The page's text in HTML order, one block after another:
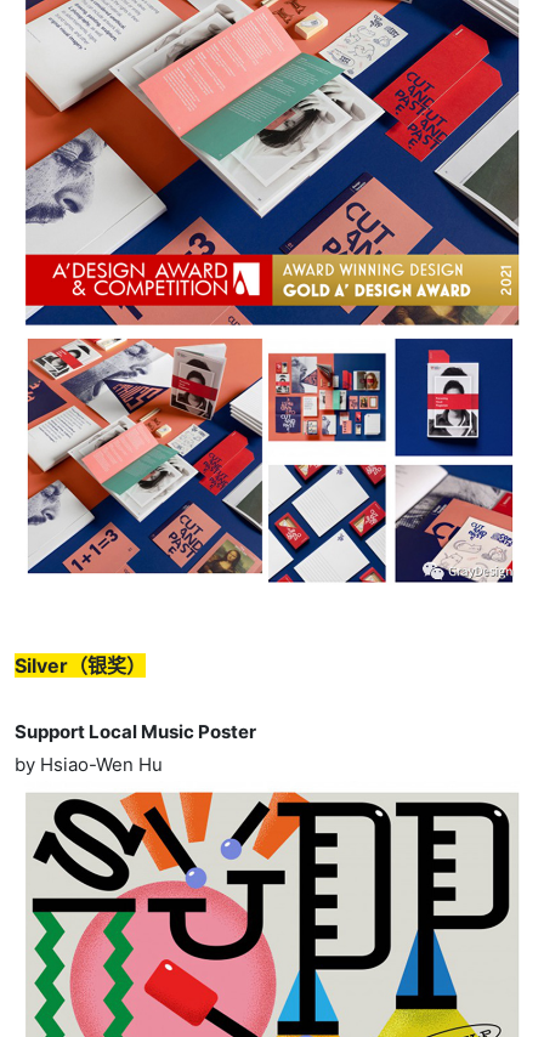
Silver（银奖）
Support Local Music Poster
by Hsiao-Wen Hu